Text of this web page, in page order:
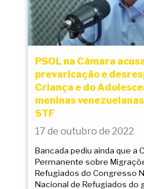
PSOL na Câmara
prevaricação e
Criança e do
meninas
STF
17 de outubro de 2022
Bancada pediu ainda que a
Permanente sobre
Refugiados do Congresso
Nacional de Refugiados do